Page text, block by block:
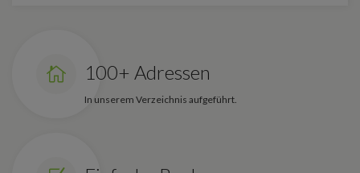
100+ Adressen
In unserem Verzeichnis aufgeführt.